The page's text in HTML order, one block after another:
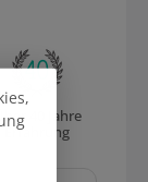
40 Jahre
Erfahrung